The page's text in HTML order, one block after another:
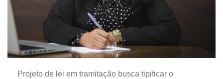
Projeto de lei em tramitação busca tipificar o